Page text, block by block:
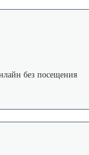
без посещения